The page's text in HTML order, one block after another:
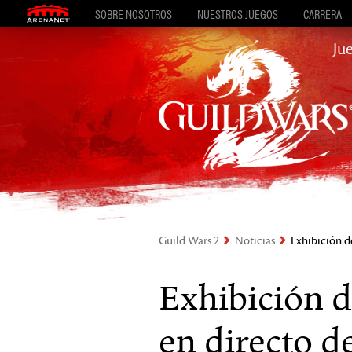
SOBRE NOSOTROS NUESTROS JUEGOS CARRERA
Guild Wars 2 Noticias Exhibición
Exhibición
en directo